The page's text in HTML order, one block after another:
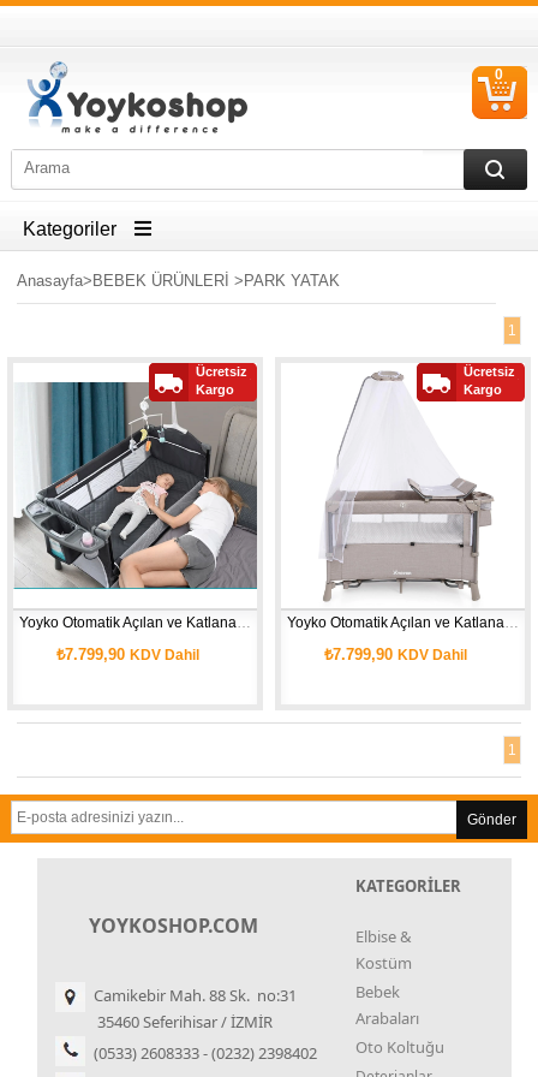
0
Kategoriler
Anasayfa> BEBEK ÜRÜNLERİ > PARK YATAK
1
₺7.799,90 KDV Dahil
Ücretsiz
Kargo
₺7.799,90 KDV Dahil
Ücretsiz
Kargo
1
Gönder
YOYKOSHOP.COM
Camikebir Mah. 88 Sk. no:31
35460 Seferihisar / İZMİR
(0533) 2608333 - (0232) 2398402
KATEGORİLER
Elbise &
Kostüm
Bebek
Arabaları
Oto Koltuğu